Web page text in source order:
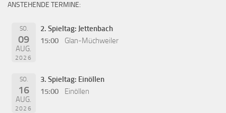
ANSTEHENDE TERMINE:
SO.
09
AUG.
2026
2. Spieltag: Jettenbach
15:00
Glan-Müchweiler
SO.
16
AUG.
2026
3. Spieltag: Einöllen
15:00
Einöllen